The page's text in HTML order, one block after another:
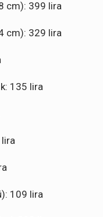
cm): 399 lira
cm): 329 lira
135 lira
109 lira